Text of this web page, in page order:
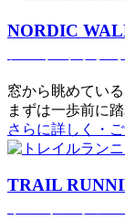
NORDIC
窓から眺めてい
まずは一歩前に
さらに詳しく・
TRAIL